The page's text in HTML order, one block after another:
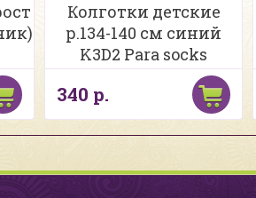
Колготки детские
р.134-140 см синий
K3D2 Para socks
340 р.